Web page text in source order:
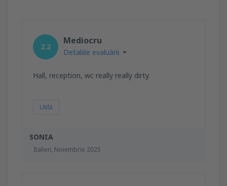
SONIA
Italien, Noiembrie 2025
2.2
Mediocru
Detaliile evaluării
Hall, reception, wc really really dirty.
Utilă